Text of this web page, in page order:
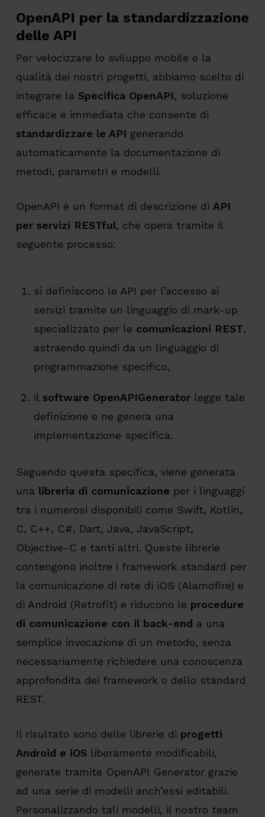
OpenAPI per la standardizzazione
delle API
Per velocizzare lo sviluppo mobile e la
qualità dei nostri progetti, abbiamo scelto di
integrare la Specifica OpenAPI, soluzione
efficace e immediata che consente di
standardizzare le API generando
automaticamente la documentazione di
metodi, parametri e modelli.
OpenAPI è un format di descrizione di API
per servizi RESTful, che opera tramite il
seguente processo:
si definiscono le API per l’accesso ai
servizi tramite un linguaggio di mark-up
specializzato per le comunicazioni REST,
astraendo quindi da un linguaggio di
programmazione specifico,
il software OpenAPIGeneratorlegge tale
definizione e ne genera una
implementazione specifica.
Seguendo questa specifica, viene generata
una libreria di comunicazione per i linguaggi
tra i numerosi disponibili come Swift, Kotlin,
C, C++, C#, Dart, Java, JavaScript,
Objective-C e tanti altri. Queste librerie
contengono inoltre i framework standard per
la comunicazione di rete di iOS (Alamofire) e
di Android (Retrofit) e riducono le procedure
di comunicazione con il back-end a una
semplice invocazione di un metodo, senza
necessariamente richiedere una conoscenza
approfondita dei framework o dello standard
REST.
Il risultato sono delle librerie di progetti
Android e iOSliberamente modificabili,
generate tramite OpenAPI Generator grazie
ad una serie di modelli anch’essi editabili.
Personalizzando tali modelli, il nostro team